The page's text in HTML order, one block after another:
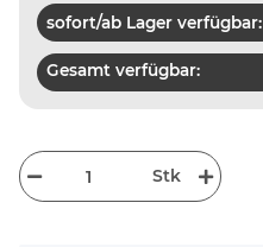
sofort/ab Lager verfügbar:
Gesamt verfügbar:
Stk